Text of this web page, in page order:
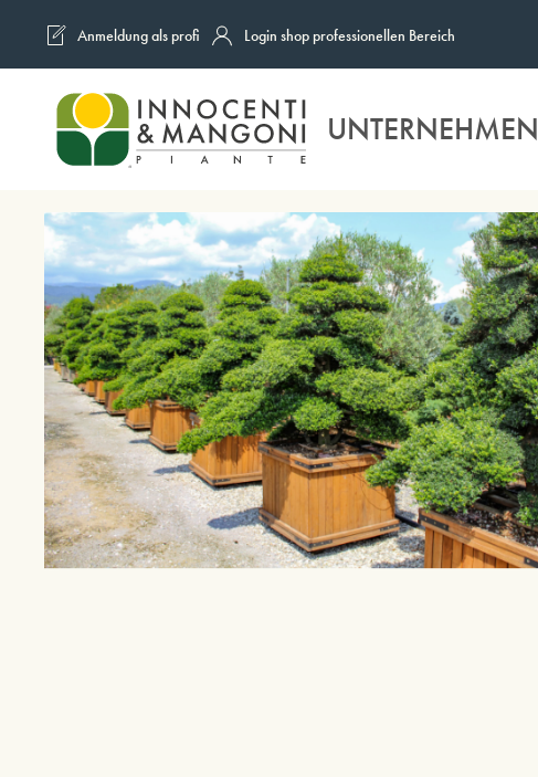
Skip to main content
Anmeldung als profi Login shop professionellen Bereich
UNTERNEHMEN